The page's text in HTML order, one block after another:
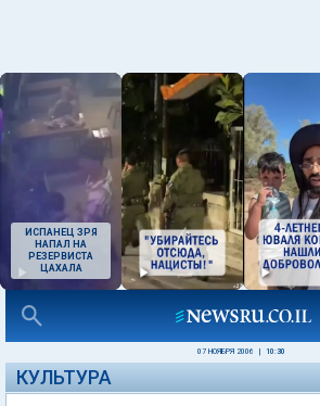
ИСПАНЕЦ ЗРЯ
НАПАЛ НА
РЕЗЕРВИСТА
ЦАХАЛА
07 НОЯБРЯ 2006 10:30
КУЛЬТУРА